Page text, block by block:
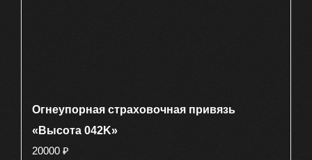
Огнеупорная страховочная привязь
«Высота 042K»
20000 ₽